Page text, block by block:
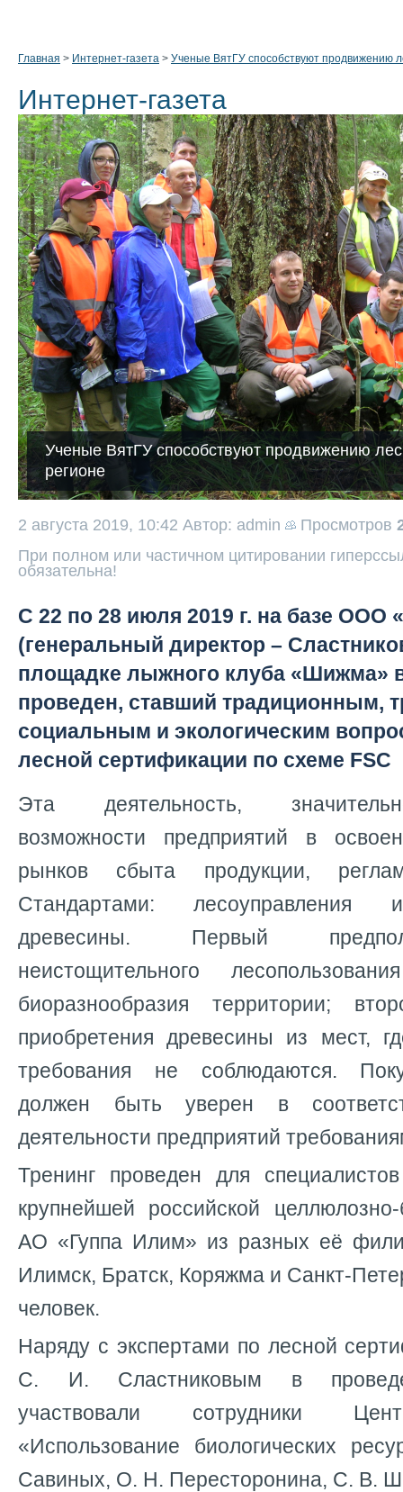
Главная > Интернет-газета > Ученые ВятГУ способствуют продвижению
Интернет-газета
Ученые ВятГУ способствуют продвижению
регионе
2 августа 2019, 10:42 Автор: admin Просмотров
При полном или частичном цитировании
обязательна!
С 22 по 28 июля 2019 г. на базе ООО
(генеральный директор –
площадке лыжного клуба «Шижма»
проведен, ставший традиционным,
социальным и экологическим
лесной сертификации по схеме FSC
Эта деятельность,
возможности предприятий в
рынков сбыта продукции,
Стандартами: лесоуправления
древесины. Первый
неистощительного
биоразнообразия территории;
приобретения древесины из мест,
требования не соблюдаются.
должен быть уверен в
деятельности предприятий
Тренинг проведен для
крупнейшей российской
АО «Гуппа Илим» из разных её
Илимск, Братск, Коряжма и Санкт-
человек.
Наряду с экспертами по лесной
С. И. Сластниковым в
участвовали сотрудники
«Использование биологических
Савиных, О. Н. Пересторонина, С. В.